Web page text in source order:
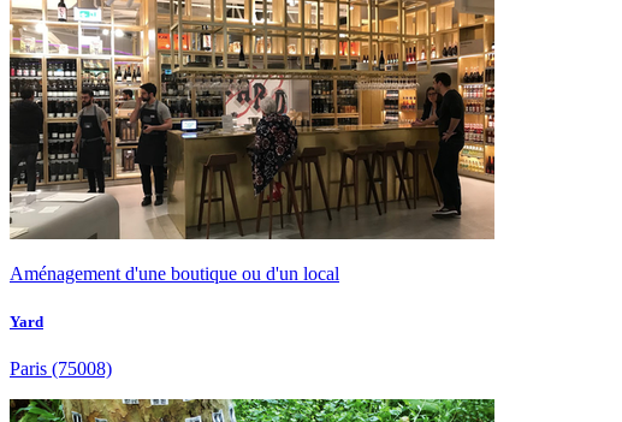
Aménagement d'une boutique ou d'un local
Yard
Paris (75008)